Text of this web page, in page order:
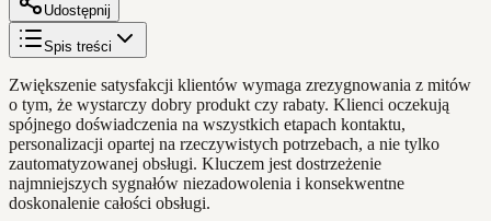
Udostępnij
Spis treści
Zwiększenie satysfakcji klientów wymaga zrezygnowania z mitów
o tym, że wystarczy dobry produkt czy rabaty. Klienci oczekują
spójnego doświadczenia na wszystkich etapach kontaktu,
personalizacji opartej na rzeczywistych potrzebach, a nie tylko
zautomatyzowanej obsługi. Kluczem jest dostrzeżenie
najmniejszych sygnałów niezadowolenia i konsekwentne
doskonalenie całości obsługi.